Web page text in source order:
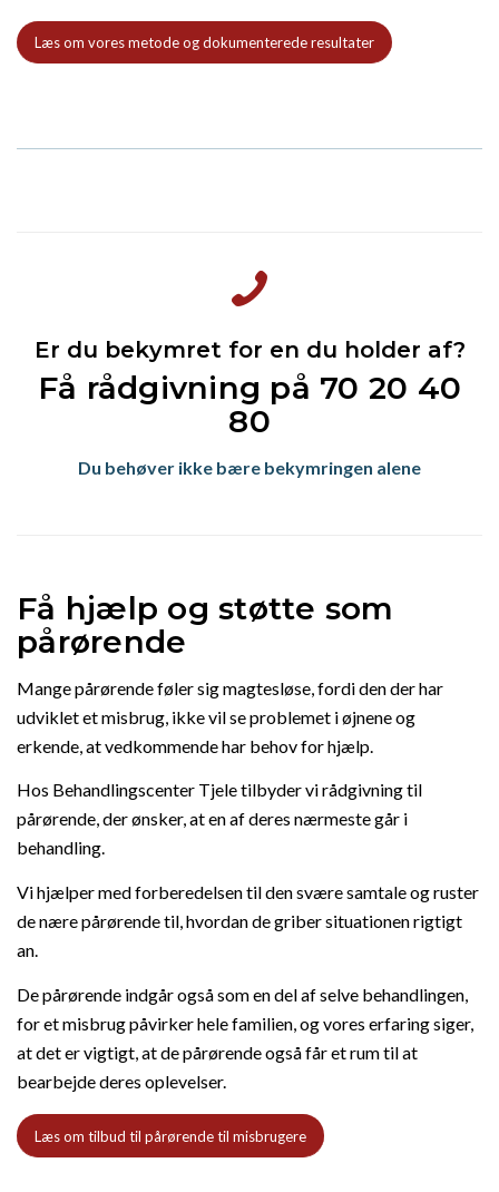
Læs om vores metode og dokumenterede resultater
Er du bekymret for en du holder af?
Få rådgivning på 70 20 40
80
Du behøver ikke bære bekymringen alene
Få hjælp og støtte som
pårørende
Mange pårørende føler sig magtesløse, fordi den der har
udviklet et misbrug, ikke vil se problemet i øjnene og
erkende, at vedkommende har behov for hjælp.
Hos Behandlingscenter Tjele tilbyder vi rådgivning til
pårørende, der ønsker, at en af deres nærmeste går i
behandling.
Vi hjælper med forberedelsen til den svære samtale og ruster
de nære pårørende til, hvordan de griber situationen rigtigt
an.
De pårørende indgår også som en del af selve behandlingen,
for et misbrug påvirker hele familien, og vores erfaring siger,
at det er vigtigt, at de pårørende også får et rum til at
bearbejde deres oplevelser.
Læs om tilbud til pårørende til misbrugere